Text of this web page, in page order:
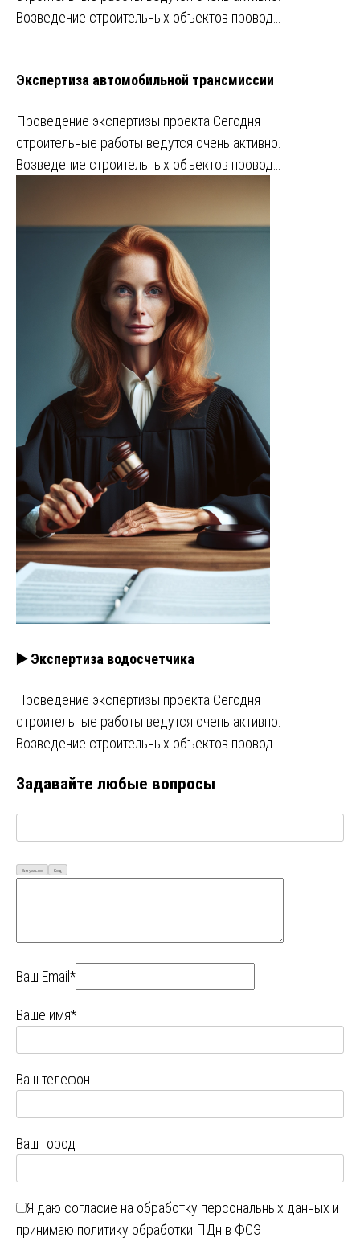
Возведение строительных объектов провод…
Экспертиза автомобильной трансмиссии
Проведение экспертизы проекта Сегодня
строительные работы ведутся очень активно.
Возведение строительных объектов провод…
▶️ Экспертиза водосчетчика
Проведение экспертизы проекта Сегодня
строительные работы ведутся очень активно.
Возведение строительных объектов провод…
Задавайте любые вопросы
Визуально Код
Ваш Email*
Ваше имя*
Ваш телефон
Ваш город
Я даю согласие на обработку персональных данных и
принимаю политику обработки ПДн в ФСЭ